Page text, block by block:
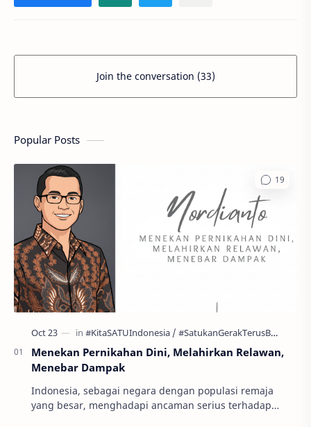
Join the conversation (33)
Popular Posts
Menekan Pernikahan Dini, Melahirkan Relawan,
Menebar Dampak
Indonesia, sebagai negara dengan populasi remaja
yang besar, menghadapi ancaman serius terhadap